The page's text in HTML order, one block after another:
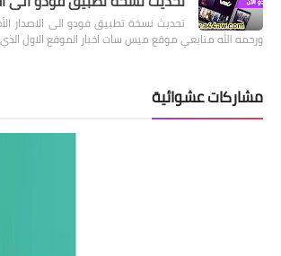
ورحمه الله متابعي موقع ميس سات اخبار الموقع الاول
مشاركات عشوائية